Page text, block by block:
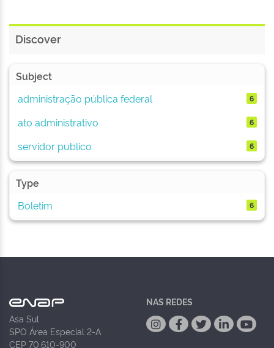
Discover
Subject
administração pública federal
6
ato administrativo 6
servidor publico 6
Type
Boletim
6
Asa Sul
SPO Área Especial 2-A
CEP 70.610-900
NAS REDES